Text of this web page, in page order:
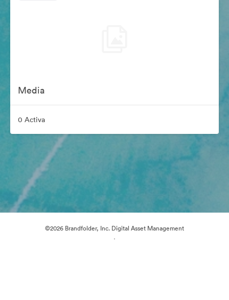
Media
0 Activa
©2026 Brandfolder, Inc. Digital Asset Management
·